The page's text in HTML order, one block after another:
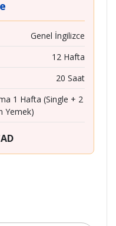
Genel İngilizce
12 Hafta
20 Saat
1 Hafta (Single + 2
Yemek)